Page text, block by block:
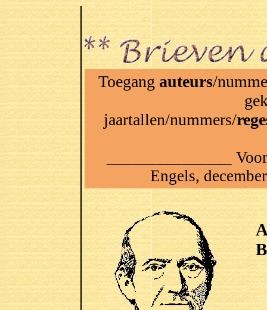
Toegang auteurs/
jaartallen/nummers/
_______________
Engels,